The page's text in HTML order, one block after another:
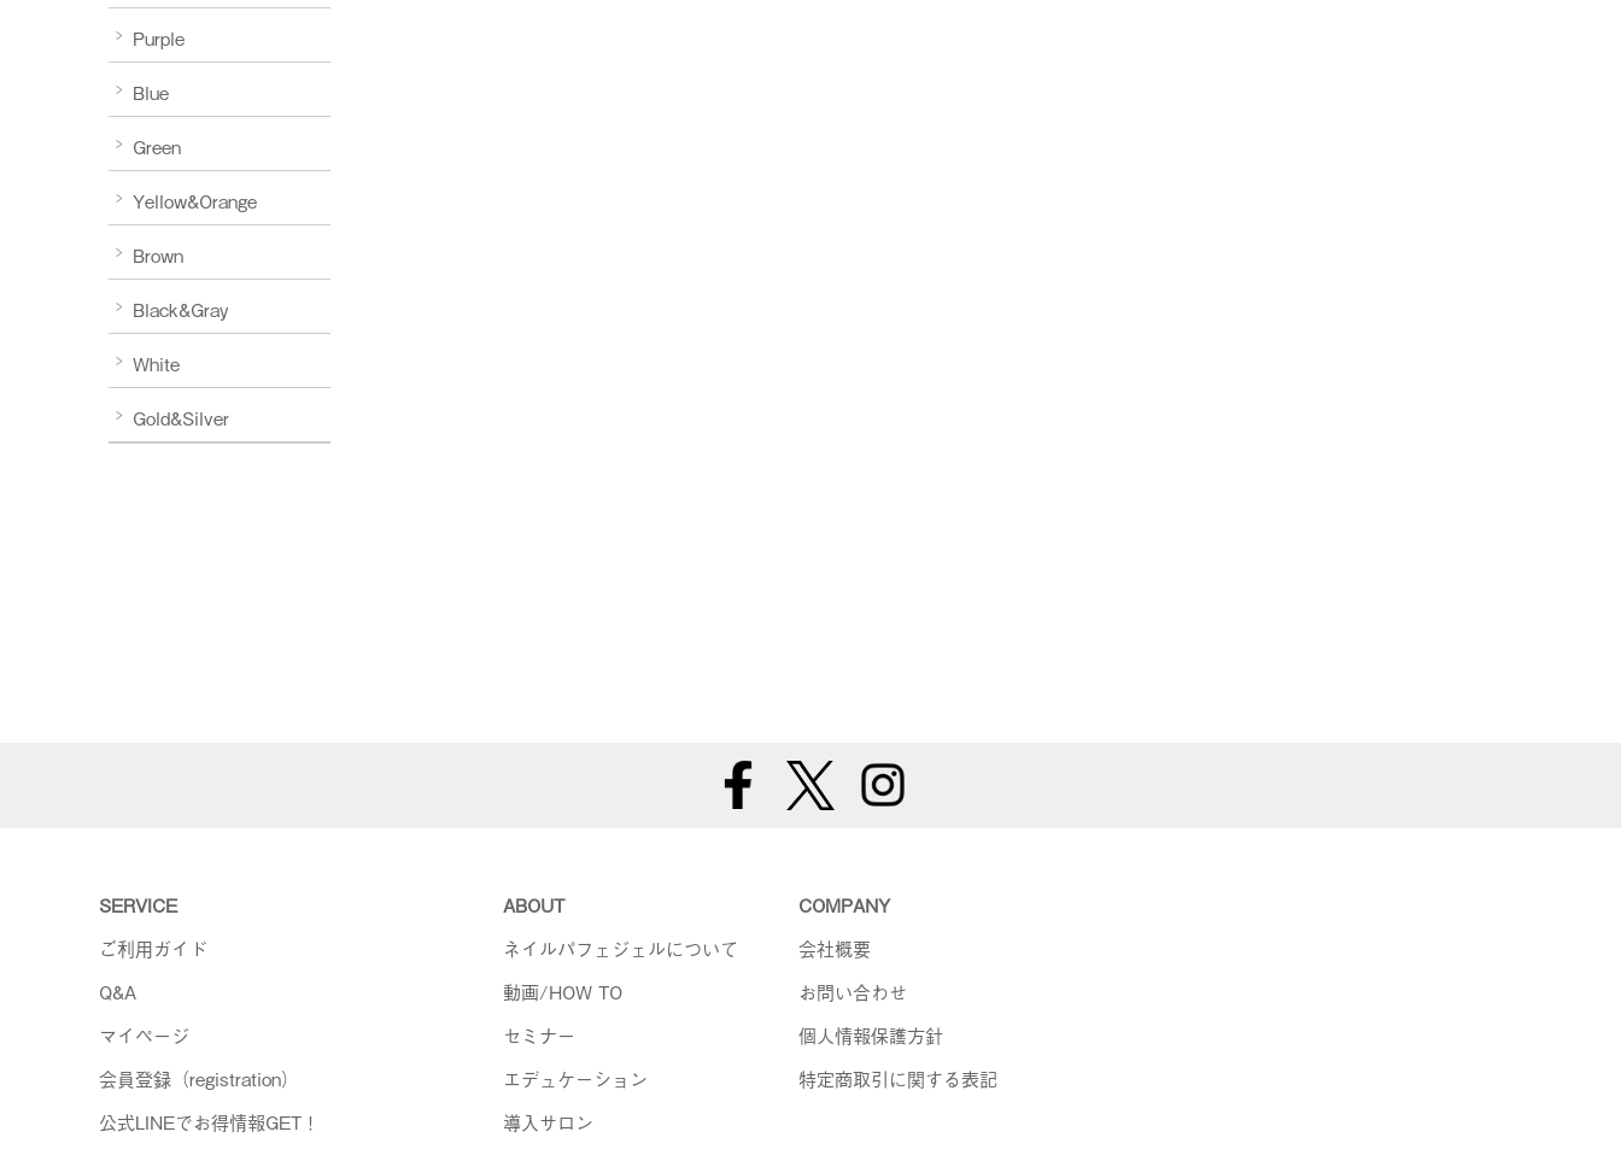
Purple
Blue
Green
Yellow&Orange
Brown
Black&Gray
White
Gold&Silver
SERVICE
ご利用ガイド
Q&A
マイページ
会員登録（registration）
公式LINEでお得情報GET！
ABOUT
ネイルパフェジェルについて
動画/HOW TO
セミナー
エデュケーション
導入サロン
COMPANY
会社概要
お問い合わせ
個人情報保護方針
特定商取引に関する表記